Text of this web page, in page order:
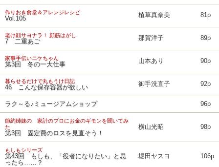
作りおき食堂＆アレンジレシピ
Vol.105 植草真奈美 81p
老け顔サヨナラ！ 顔筋はがし
7 二重あご 那賀洋子 89p
家事手伝いニケちゃん
第3回 冬の一大仕事 山本あり 90p
暮らせるだけで丸もうけ日記
46 こんな保存容器が欲しい 御手洗直子 92p
ラク～る♪ミュージアムショップ 96p
節約姉妹の 家計のプロにお金のギモンを聞いてみ
た
第3回 固定費のロスを見直そう！
横山光昭 98p
もしもシリーズ
第43回 もしも、「役者になりたい」と思
ったら……？
堀田ヤスヨ 106p